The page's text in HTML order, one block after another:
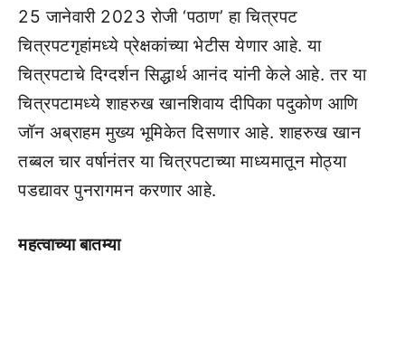
25 जानेवारी 2023 रोजी ‘पठाण’ हा चित्रपट
चित्रपटगृहांमध्ये प्रेक्षकांच्या भेटीस येणार आहे. या
चित्रपटाचे दिग्दर्शन सिद्धार्थ आनंद यांनी केले आहे. तर या
चित्रपटामध्ये शाहरुख खानशिवाय दीपिका पदुकोण आणि
जॉन अब्राहम मुख्य भूमिकेत दिसणार आहे. शाहरुख खान
तब्बल चार वर्षानंतर या चित्रपटाच्या माध्यमातून मोठ्या
पडद्यावर पुनरागमन करणार आहे.
महत्वाच्या बातम्या